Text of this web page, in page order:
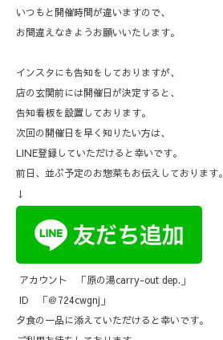
いつもと開催時間が違いますので、
お間違えなきようお願いいたします。
インスタにも告知をしておりますが、
店の玄関前には開催日が決定すると、
告知看板を設置しております。
次回の開催日を早く知りたい方は、
LINE登録していただけると幸いです。
前日、並ぶ予定のお惣菜もお伝えしております。
↓
アカウント 「原の湯carry-out dep.」
ID 「＠724cwgnj」
夕食の一品に添えていただけると幸いです。